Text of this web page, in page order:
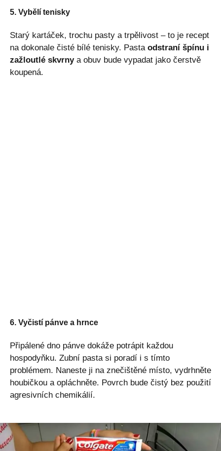
5. Vybělí tenisky
Starý kartáček, trochu pasty a trpělivost – to je recept
na dokonale čisté bílé tenisky. Pasta odstraní špínu i
zažloutlé skvrnya obuv bude vypadat jako čerstvě
koupená.
6. Vyčistí pánve a hrnce
Připálené dno pánve dokáže potrápit každou
hospodyňku. Zubní pasta si poradí i s tímto
problémem. Naneste ji na znečištěné místo, vydrhněte
houbičkou a opláchněte. Povrch bude čistý bez použití
agresivních chemikálií.